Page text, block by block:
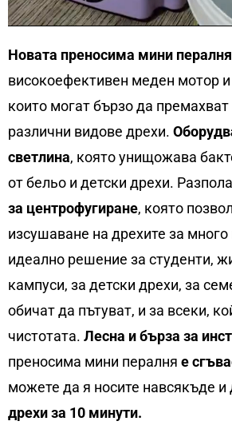
Новата преносима мини пералня
високоефективен меден мотор
които могат бързо да премахват
различни видове дрехи.
светлина, която унищожава
от бельо и детски дрехи.
за центрофугиране, която
изсушаване на дрехите за
идеално решение за студенти,
кампуси, за детски дрехи, за
обичат да пътуват, и за всеки,
чистотата. Лесна и бърза за
преносима мини пералня е
можете да я носите навсякъде и
дрехи за 10 минути.